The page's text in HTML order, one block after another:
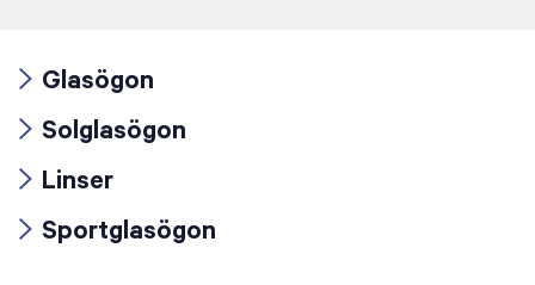
icon
Glasögon
icon
Solglasögon
icon
Linser
Sportglasögon